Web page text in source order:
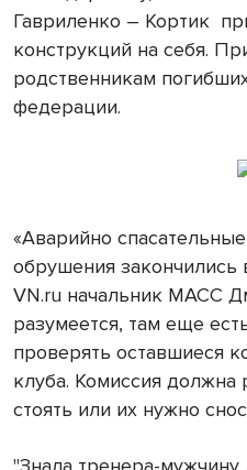
Гавриленко – Кортик
конструкций на себя.
родственникам
федерации.
«Аварийно
обрушения
VN.ru начальник МАСС
разумеется, там еще
проверять оставшиеся
клуба. Комиссия должна
стоять или их нужно